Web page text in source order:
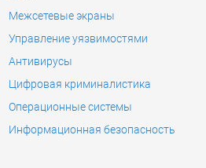
Межсетевые экраны
Управление уязвимостями
Антивирусы
Цифровая криминалистика
Операционные системы
Информационная безопасность